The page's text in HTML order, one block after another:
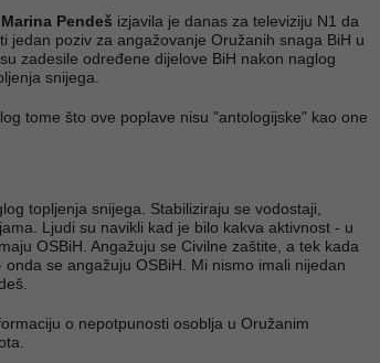
Marina Pendeš izjavila je danas za televiziju N1 da
jedan poziv za angažovanje Oružanih snaga BiH u
zadesile određene dijelove BiH nakon naglog
snijega.
tome što ove poplave nisu "antologijske" kao one
topljenja snijega. Stabiliziraju se vodostaji,
Ljudi su navikli kad je bilo kakva aktivnost - u
OSBiH. Angažuju se Civilne zaštite, a tek kada
se angažuju OSBiH. Mi nismo imali nijedan
o nepotpunosti osoblja u Oružanim